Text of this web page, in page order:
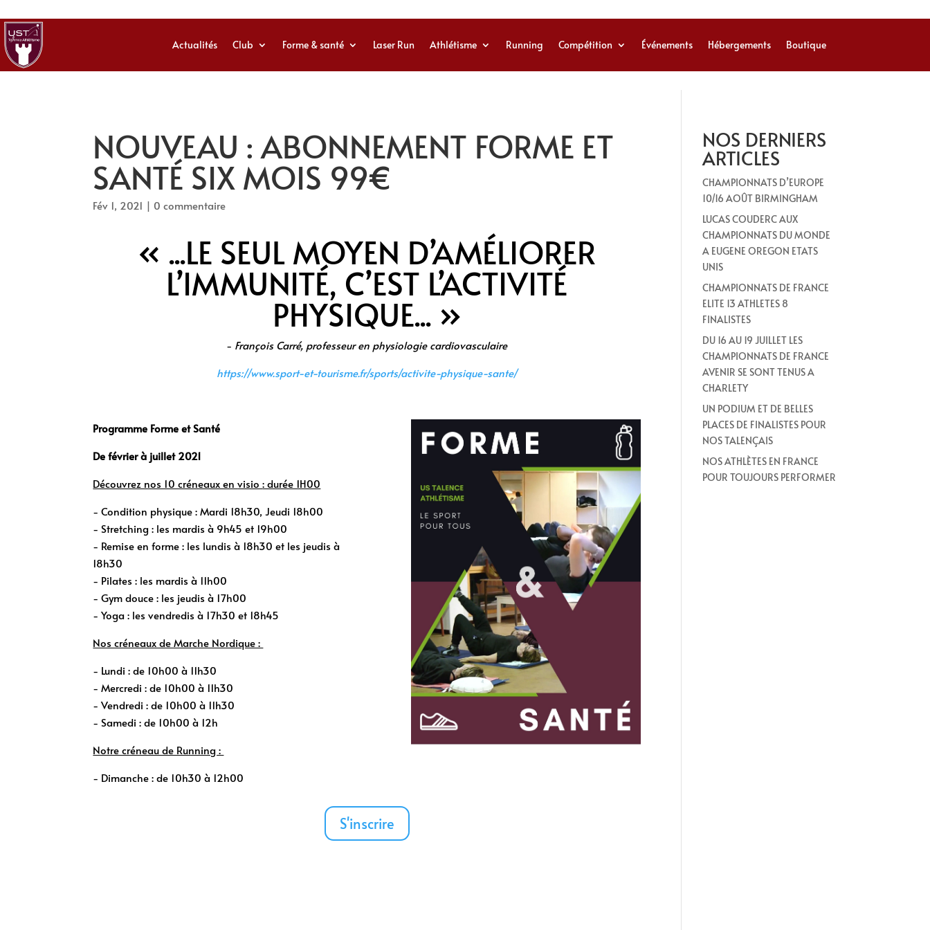
Actualités Club Forme & santé Laser Run Athlétisme Running Compétition Événements Hébergements Boutique
NOUVEAU : ABONNEMENT FORME ET
SANTÉ SIX MOIS 99€
Fév 1, 2021 | 0 commentaire
« ...LE SEUL MOYEN D’AMÉLIORER
L’IMMUNITÉ, C’EST L’ACTIVITÉ
PHYSIQUE... »
- François Carré, professeur en physiologie cardiovasculaire
https://www.sport-et-tourisme.fr/sports/activite-physique-sante/
Programme Forme et Santé
De février à juillet 2021
Découvrez nos 10 créneaux envisio: durée 1H00
- Condition physique : Mardi 18h30, Jeudi 18h00
- Stretching : les mardis à 9h45 et 19h00
- Remise en forme : les lundis à 18h30 et les jeudis à
18h30
- Pilates : les mardis à 11h00
- Gym douce : les jeudis à 17h00
- Yoga : les vendredis à 17h30 et 18h45
Nos créneaux de Marche Nordique :
- Lundi : de 10h00 à 11h30
- Mercredi : de 10h00 à 11h30
- Vendredi : de 10h00 à 11h30
- Samedi : de 10h00 à 12h
Notre créneau de Running :
- Dimanche : de 10h30 à 12h00
S'inscrire
NOS DERNIERS
ARTICLES
CHAMPIONNATS D’EUROPE
10/16 AOÛT BIRMINGHAM
LUCAS COUDERC AUX
CHAMPIONNATS DU MONDE
A EUGENE OREGON ETATS
UNIS
CHAMPIONNATS DE FRANCE
ELITE 13 ATHLETES 8
FINALISTES
DU 16 AU 19 JUILLET LES
CHAMPIONNATS DE FRANCE
AVENIR SE SONT TENUS A
CHARLETY
UN PODIUM ET DE BELLES
PLACES DE FINALISTES POUR
NOS TALENÇAIS
NOS ATHLÈTES EN FRANCE
POUR TOUJOURS PERFORMER